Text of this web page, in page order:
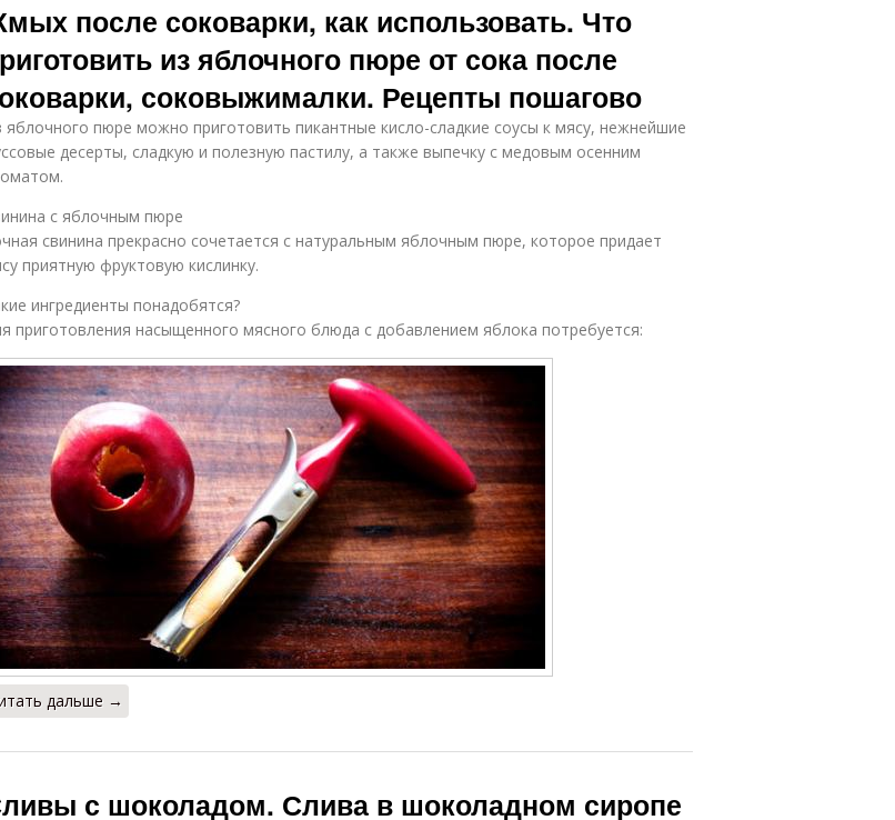
после соковарки, как использовать. Что
из яблочного пюре от сока после
соковыжималки. Рецепты пошагово
яблочного пюре можно приготовить пикантные кисло-сладкие соусы к мясу, нежнейшие
десерты, сладкую и полезную пастилу, а также выпечку с медовым осенним
с яблочным пюре
свинина прекрасно сочетается с натуральным яблочным пюре, которое придает
приятную фруктовую кислинку.
ингредиенты понадобятся?
приготовления насыщенного мясного блюда с добавлением яблока потребуется:
дальше →
с шоколадом. Слива в шоколадном сиропе